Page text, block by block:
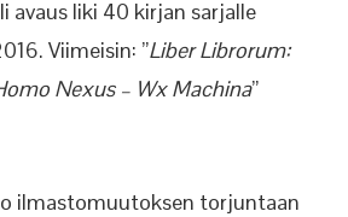
avaus liki 40 kirjan sarjalle
Viimeisin: ”Liber Librorum:
Nexus – Wx Machina”
ilmastomuutoksen torjuntaan